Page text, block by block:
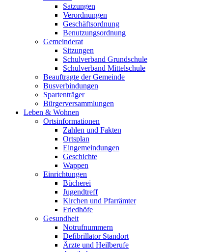
Satzungen
Verordnungen
Geschäftsordnung
Benutzungsordnung
Gemeinderat
Sitzungen
Schulverband Grundschule
Schulverband Mittelschule
Beauftragte der Gemeinde
Busverbindungen
Spartenträger
Bürgerversammlungen
Leben & Wohnen
Ortsinformationen
Zahlen und Fakten
Ortsplan
Eingemeindungen
Geschichte
Wappen
Einrichtungen
Bücherei
Jugendtreff
Kirchen und Pfarrämter
Friedhöfe
Gesundheit
Notrufnummern
Defibrillator Standort
Ärzte und Heilberufe